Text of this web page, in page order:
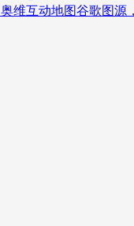
奥维互动地图谷歌图源